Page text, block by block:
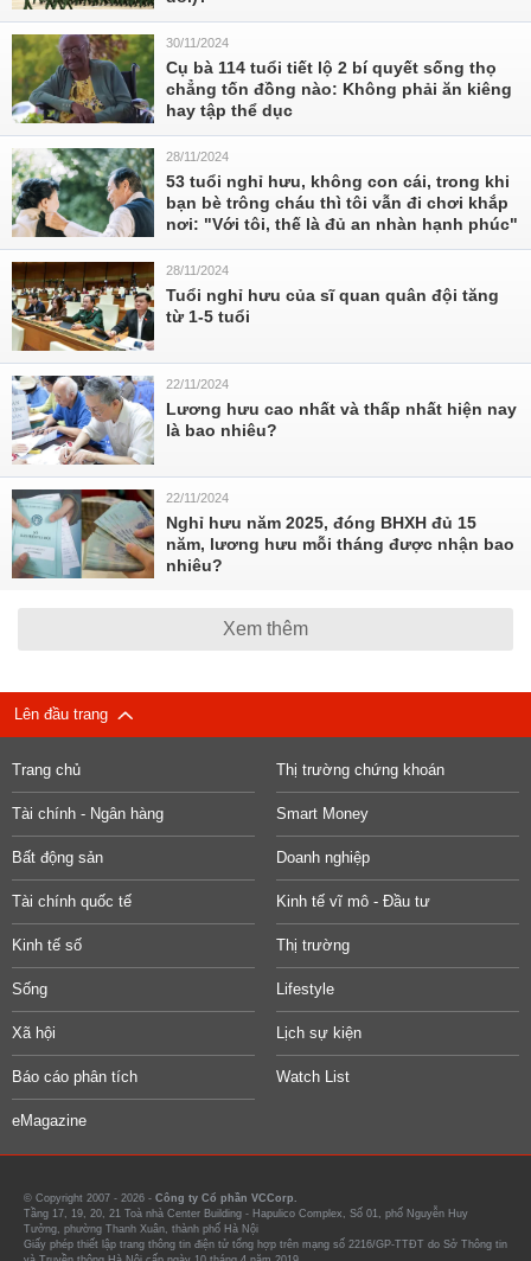
30/11/2024
Cụ bà 114 tuổi tiết lộ 2 bí quyết sống thọ
chẳng tốn đồng nào: Không phải ăn kiêng
hay tập thể dục
28/11/2024
53 tuổi nghỉ hưu, không con cái, trong khi
bạn bè trông cháu thì tôi vẫn đi chơi khắp
nơi: "Với tôi, thế là đủ an nhàn hạnh phúc"
28/11/2024
Tuổi nghỉ hưu của sĩ quan quân đội tăng
từ 1-5 tuổi
22/11/2024
Lương hưu cao nhất và thấp nhất hiện nay
là bao nhiêu?
22/11/2024
Nghỉ hưu năm 2025, đóng BHXH đủ 15
năm, lương hưu mỗi tháng được nhận bao
nhiêu?
Xem thêm
Lên đầu trang
Trang chủ Thị trường chứng khoán
Tài chính - Ngân hàng Smart Money
Bất động sản Doanh nghiệp
Tài chính quốc tế Kinh tế vĩ mô - Đầu tư
Kinh tế số Thị trường
Sống Lifestyle
Xã hội Lịch sự kiện
Báo cáo phân tích Watch List
eMagazine
© Copyright 2007 - 2026 - Công ty Cổ phần VCCorp.
Tầng 17, 19, 20, 21 Toà nhà Center Building - Hapulico Complex, Số 01, phố Nguyễn Huy
Tưởng, phường Thanh Xuân, thành phố Hà Nội
Giấy phép thiết lập trang thông tin điện tử tổng hợp trên mạng số 2216/GP-TTĐT do Sở Thông tin